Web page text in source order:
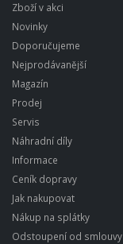
Zboží v akci
Novinky
Doporučujeme
Nejprodávanější
Magazín
Prodej
Servis
Náhradní díly
Informace
Ceník dopravy
Jak nakupovat
Nákup na splátky
Odstoupení od smlouvy